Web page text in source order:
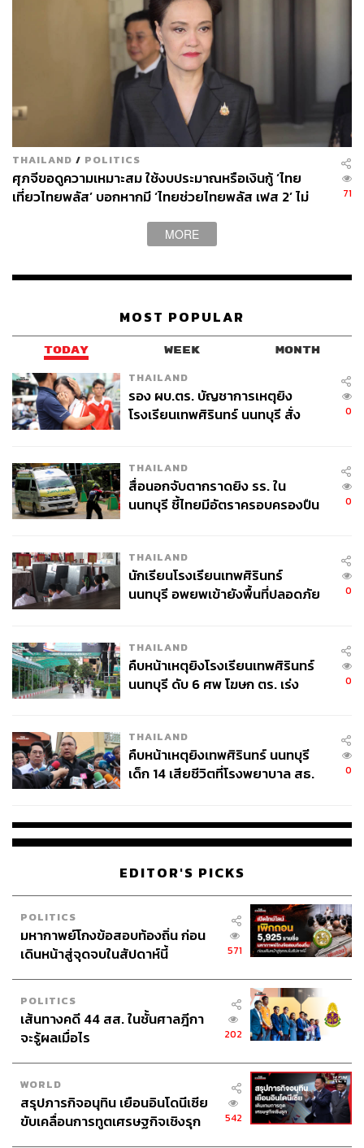
Micro SME และร้านค้ารายย่อย เพื่อให้เม็ดเงิน กระจายทั่ว
ใช้งบกระตุ้นเศรษฐกิจ 25,000 ล้านบาท
+ งบกลาง 19,000 ล้านบาท รวม 44,000 ล้านบาท — ไม่กู้
กระตุ้น GDP 0.3–0.4% และดัน Q4 ให้ เกิน 1%
เมื่อรวมผลจากมาตรการทั้งหมด
หมุนเศรษฐกิจด้วยงบราชการ–รัฐวิสาหกิจ
เงินในระบบ” ผ่านงบประมาณของภาครัฐและรัฐวิสาหกิจ
โดยสั่ง Front Load งบอบรมสัมมนากว่า 7,000 ล้านบาท (แบ่ง
เป็น หน่วยงานราชการ 3,600 ล้านบาท และรัฐวิสาหกิจกว่า
เดือนแรก (ต.ค.–ธ.ค.) และเน้นให้จัดกิจกรรมหรืออบรมใน
“เมืองรอง” เพื่อให้เงินกระจายลงสู่ท้องถิ่น ไม่กระจุกอยู่ใน
เมืองใหญ่
ในขณะเดียวกัน ยังวาง “คันโยกระยะยาว” สำหรับภาคการ
(Renovation) โรงแรมในเมืองรอง — เช่น การเปลี่ยนระบบ
ปรับอากาศใหม่ ซึ่งถือเป็นการลงทุนถาวร โดยให้สิทธิ์ หักค่า
ใช้จ่ายได้ 1.5–2 เท่า เพื่อกระตุ้นให้ผู้ประกอบการลงทุนต่อ
เนื่อง
ฐานราก: วินัยการคลังคือหัวใจ
เอกนิติย้ำว่า ทุกมาตรการต้องยืนอยู่บนฐานของ “วินัยการ
คลัง” ไม่ใช่เพียงการกระตุ้นระยะสั้น โดยวาง สามเสาหลัก
ของฐานรากการคลัง ไว้อย่างชัดเจน:
โปร่งใส: ทุกโครงการต้องเปิดเผยแหล่งเงินและต้นทุน
อุดรอยรั่ว: การบริจาคเพื่อลดหย่อนภาษีต้องทำผ่าน
ระบบ e-Donation เท่านั้น พร้อมเดินหน้าใช้ระบบ e-Tax
Invoice และ e-Withholding Tax เพื่อเพิ่มความถูกต้อง
คุมรายจ่าย: ลดค่าใช้จ่ายที่ไม่จำเป็น เช่น งบดูงานต่าง
ประเทศ เพื่อแสดงให้เห็นถึงความรับผิดชอบต่อเงิน
ที่ทำให้ประเทศไทยยัง “ติดกับดักรายได้ปานกลาง” คือ
สัดส่วนการลงทุนของประเทศที่ลดลงอย่างมาก จากเดิมกว่า
40% ของ GDP ก่อนวิกฤตปี 2540 เหลือเพียงราว 20% ใน
ปัจจุบัน — ซึ่งถือว่าต่ำเกินไปสำหรับประเทศที่ต้องการเติบโต
อย่างยั่งยืน
เพราะฉะนั้น รัฐจึงต้องเร่ง ดึงภาคเอกชนเข้ามาร่วมลงทุน
(PPP) และใช้เครื่องมือใหม่อย่าง Thailand Future Fund
(TFF) เพื่อระดมทุนจาก รายได้ในอนาคต แทนการกู้เงิน
โดยตรง ซึ่งจะช่วย ลดภาระหนี้สาธารณะของประเทศ
พร้อมกันนี้ ยังมี “หลักวินัยใหม่” ที่เอกนิติวางไว้ชัดเจนว่า หาก
THAILAND / POLITICS
ศุภจีขอดูความเหมาะสม ใช้งบประมาณหรือเงินกู้ ‘ไทย
เที่ยวไทยพลัส’ บอกหากมี ‘ไทยช่วยไทยพลัส เฟส 2’ ไม่
71
MORE
MOST POPULAR
TODAY WEEK MONTH
THAILAND
รอง ผบ.ตร. บัญชาการเหตุยิง
โรงเรียนเทพศิรินทร์ นนทบุรี สั่ง
0
THAILAND
สื่อนอกจับตากราดยิง รร. ใน
นนทบุรี ชี้ไทยมีอัตราครอบครองปืน
0
THAILAND
นักเรียนโรงเรียนเทพศิรินทร์
นนทบุรี อพยพเข้ายังพื้นที่ปลอดภัย
0
THAILAND
คืบหน้าเหตุยิงโรงเรียนเทพศิรินทร์
นนทบุรี ดับ 6 ศพ โฆษก ตร. เร่ง
0
THAILAND
คืบหน้าเหตุยิงเทพศิรินทร์ นนทบุรี
เด็ก 14 เสียชีวิตที่โรงพยาบาล สธ.
0
EDITOR'S PICKS
POLITICS
มหากาพย์โกงข้อสอบท้องถิ่น ก่อน
เดินหน้าสู่จุดจบในสัปดาห์นี้
571
POLITICS
เส้นทางคดี 44 สส. ในชั้นศาลฎีกา
จะรู้ผลเมื่อไร
202
WORLD
สรุปภารกิจอนุทิน เยือนอินโดนีเซีย
ขับเคลื่อนการทูตเศรษฐกิจเชิงรุก
542